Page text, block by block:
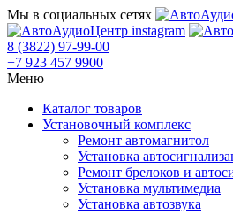
Мы в социальных сетях
8 (3822) 97-99-00
+7 923 457 9900
Меню
Каталог товаров
Установочный комплекс
Ремонт автомагнитол
Установка
Ремонт брелоков и
Установка мультимедиа
Установка автозвука